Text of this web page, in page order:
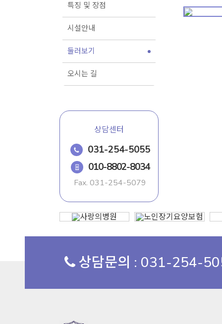
특징 및 장점
시설안내
둘러보기
오시는 길
상담센터
031-254-5055
010-8802-8034
Fax. 031-254-5079
상담문의 : 031-254-